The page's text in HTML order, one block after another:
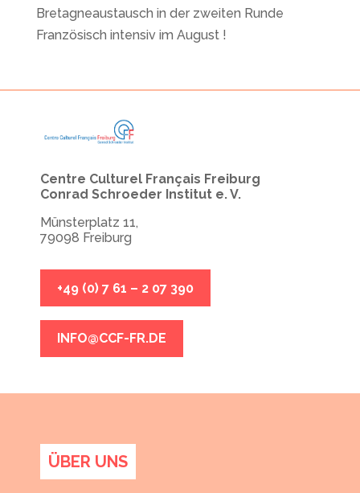
Bretagneaustausch in der zweiten Runde
Französisch intensiv im August !
Centre Culturel Français Freiburg
Conrad Schroeder Institut e. V.
Münsterplatz 11,
79098 Freiburg
+49 (0) 7 61 – 2 07 390
INFO@CCF-FR.DE
ÜBER UNS